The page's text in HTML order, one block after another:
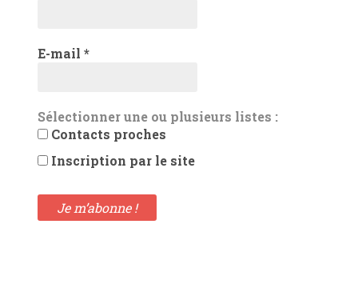
E-mail *
Sélectionner une ou plusieurs listes :
Contacts proches
Inscription par le site